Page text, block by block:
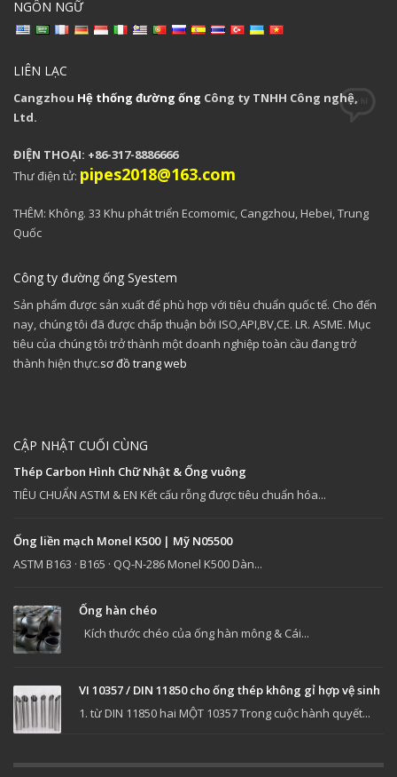
NGÔN NGỮ
LIÊN LẠC
Cangzhou Hệ thống đường ống Công ty TNHH Công nghệ,
Ltd.
ĐIỆN THOẠI: +86-317-8886666
Thư điện tử: pipes2018@163.com
THÊM: Không. 33 Khu phát triển Ecomomic, Cangzhou, Hebei, Trung
Quốc
Công ty đường ống Syestem
Sản phẩm được sản xuất để phù hợp với tiêu chuẩn quốc tế. Cho đến
nay, chúng tôi đã được chấp thuận bởi ISO,API,BV,CE. LR. ASME. Mục
tiêu của chúng tôi trở thành một doanh nghiệp toàn cầu đang trở
thành hiện thực.sơ đồ trang web
CẬP NHẬT CUỐI CÙNG
Thép Carbon Hình Chữ Nhật & Ống vuông
TIÊU CHUẨN ASTM & EN Kết cấu rỗng được tiêu chuẩn hóa...
Ống liền mạch Monel K500 | Mỹ N05500
ASTM B163 · B165 · QQ-N-286 Monel K500 Dàn...
Ống hàn chéo
Kích thước chéo của ống hàn mông & Cái...
VI 10357 / DIN 11850 cho ống thép không gỉ hợp vệ sinh
1. từ DIN 11850 hai MỘT 10357 Trong cuộc hành quyết...